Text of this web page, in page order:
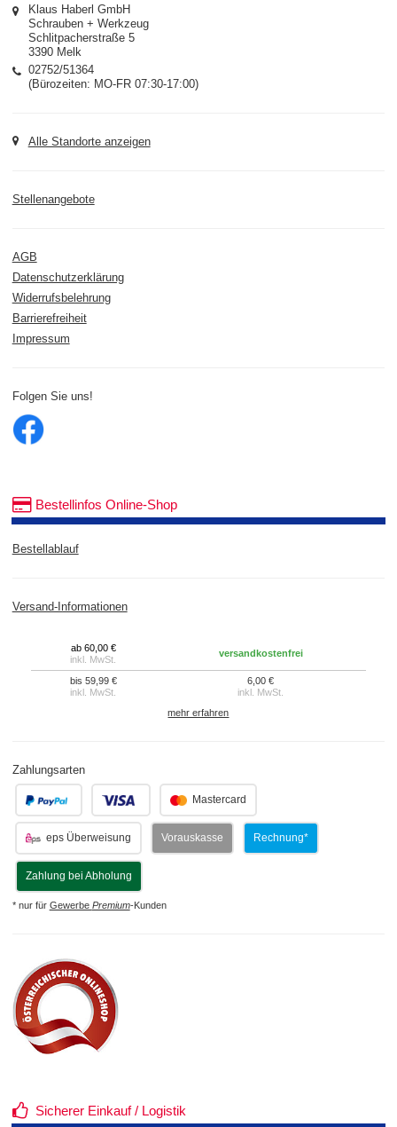
Klaus Haberl GmbH
Schrauben + Werkzeug
Schlitpacherstraße 5
3390 Melk
02752/51364
(Bürozeiten: MO-FR 07:30-17:00)
Alle Standorte anzeigen
Stellenangebote
AGB
Datenschutzerklärung
Widerrufsbelehrung
Barrierefreiheit
Impressum
Folgen Sie uns!
Bestellinfos Online-Shop
Bestellablauf
Versand-Informationen
ab 60,00 €
inkl. MwSt.
versandkostenfrei
bis 59,99 €
inkl. MwSt.
6,00 €
inkl. MwSt.
mehr erfahren
Zahlungsarten
Mastercard
eps Überweisung Vorauskasse Rechnung*
Zahlung bei Abholung
* nur für Gewerbe Premium-Kunden
Sicherer Einkauf / Logistik